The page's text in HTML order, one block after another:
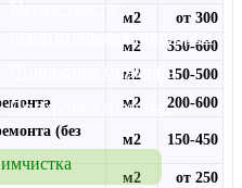
осветительных приборов
Полировка мрамора
Полировка гранита
м2
от 300
м2
350-600
м2
150-500
м2
200-600
(без
м2 150-450
м2
от 250